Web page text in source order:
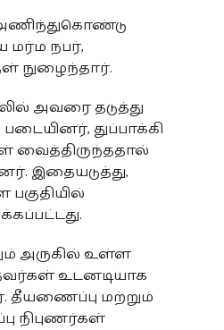
அணிந்துகொண்டு
மர்ம நபர்,
நுழைந்தார்.
அவரை தடுத்து
படையினர், துப்பாக்கி
வைத்திருந்ததால்
இதையடுத்து,
அருகில் உள்ள
உடனடியாக
தீயணைப்பு மற்றும்
நிபுணர்கள்